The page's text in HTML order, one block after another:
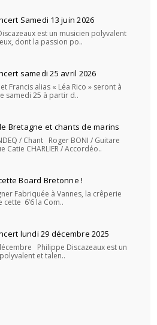
Samedi 13 juin 2026
est un musicien polyvalent
dont la passion po..
samedi 25 avril 2026
Francis alias « Léa Rico » seront à
samedi 25 à partir d..
Bretagne et chants de marins
/ Chant Roger BONI / Guitare
Catie CHARLIER / Accordéo..
Board Bretonne !
Fabriquée à Vannes, la crêperie
cette 6’6 la Com..
lundi 29 décembre 2025
Philippe Discazeaux est un
et talen..